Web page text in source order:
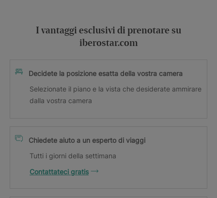
I vantaggi esclusivi di prenotare su
iberostar.com
Decidete la posizione esatta della vostra camera
Selezionate il piano e la vista che desiderate ammirare
dalla vostra camera
Chiedete aiuto a un esperto di viaggi
Tutti i giorni della settimana
Contattateci gratis